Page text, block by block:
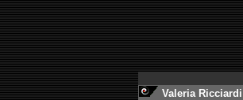
Valeria Ricciardi